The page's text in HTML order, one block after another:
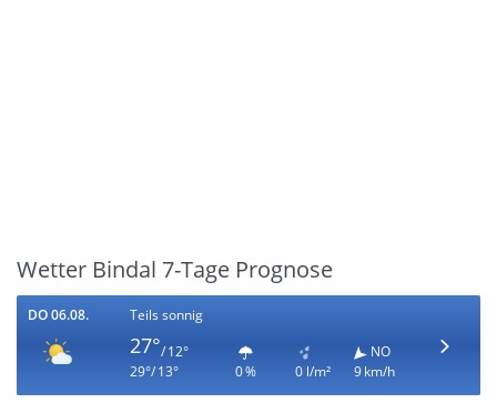
Wetter Bindal 7-Tage Prognose
DO 06.08. Teils sonnig
27°/ 12°
29°/ 13°
0 % 0 l/m²
NO
9 km/h